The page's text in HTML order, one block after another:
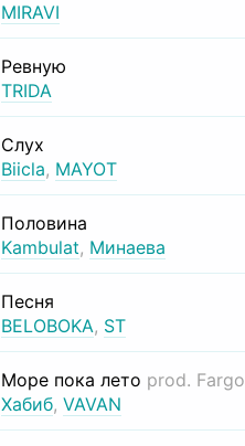
MIRAVI
Ревную
TRIDA
Слух
Biicla, MAYOT
Половина
Kambulat, Минаева
Песня
BELOBOKA, ST
Море пока лето prod. Fargo
Хабиб, VAVAN